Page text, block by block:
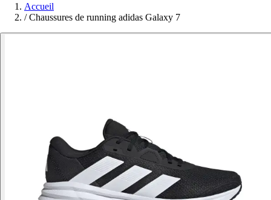
Accueil
/ Chaussures de running adidas Galaxy 7